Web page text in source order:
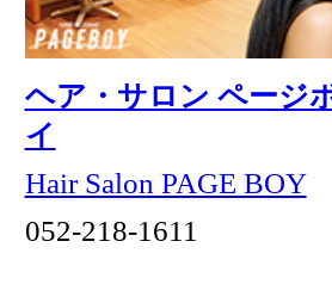
シェル メール
さえら
JEWELRY・WATCH ＆ INTERIOR
ジュンギンザ 名古屋店